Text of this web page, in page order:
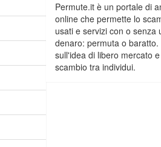
Permute.it è un portale di
online che permette lo
usati e servizi con o senza
denaro: permuta o baratto.
sull'idea di libero mercato
scambio tra individui.